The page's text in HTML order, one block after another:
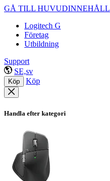
GÅ TILL HUVUDINNEHÅLL
Logitech G
Företag
Utbildning
Support
SE,sv
Köp Köp
Handla efter kategori